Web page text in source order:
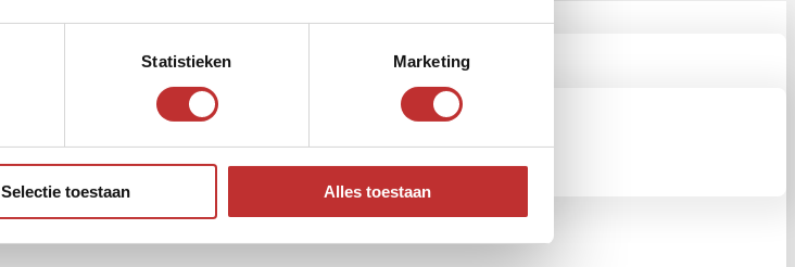
Statistieken Marketing
Selectie toestaan Alles toestaan